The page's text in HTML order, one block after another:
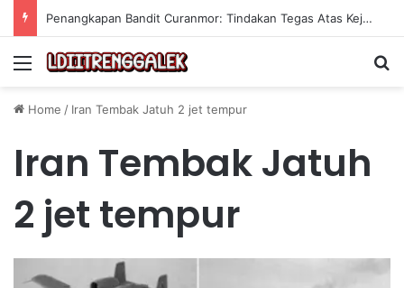
Penangkapan Bandit Curanmor: Tindakan Tegas Atas Kejahatan Sepeda Motor
Menu
Home / Iran Tembak Jatuh 2 jet tempur
Iran Tembak Jatuh
2 jet tempur